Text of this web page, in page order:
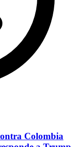
Colombia